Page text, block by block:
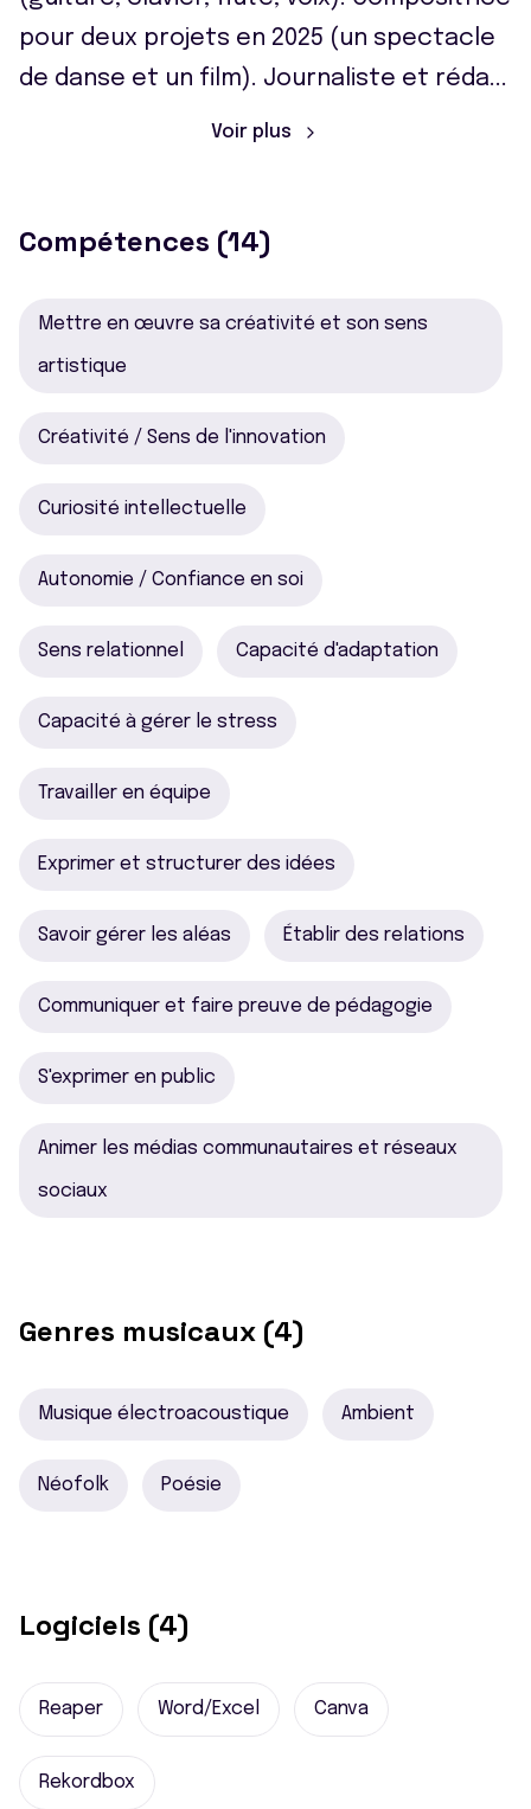
pour deux projets en 2025 (un spectacle
de danse et un film). Journaliste et réda...
Voir plus
Compétences (14)
Mettre en œuvre sa créativité et son sens
artistique
Créativité / Sens de l'innovation
Curiosité intellectuelle
Autonomie / Confiance en soi
Sens relationnel Capacité d'adaptation
Capacité à gérer le stress
Travailler en équipe
Exprimer et structurer des idées
Savoir gérer les aléas Établir des relations
Communiquer et faire preuve de pédagogie
S'exprimer en public
Animer les médias communautaires et réseaux
sociaux
Genres musicaux (4)
Musique électroacoustique Ambient
Néofolk Poésie
Logiciels (4)
Reaper Word/Excel Canva
Rekordbox